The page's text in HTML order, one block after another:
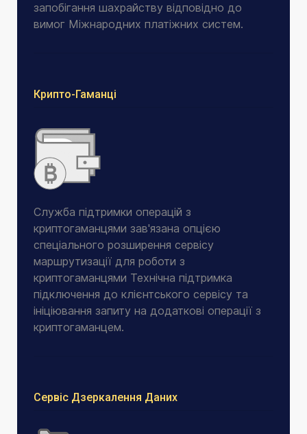
запобігання шахрайству відповідно до
вимог Міжнародних платіжних систем.
Крипто-Гаманці
Служба підтримки операцій з
криптогаманцями зав'язана опцією
спеціального розширення сервісу
маршрутизації для роботи з
криптогаманцями Технічна підтримка
підключення до клієнтського сервісу та
ініціювання запиту на додаткові операції з
криптогаманцем.
Сервіс Дзеркалення Даних